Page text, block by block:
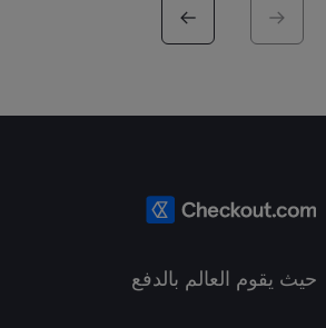
حيث يقوم العالم بالدفع